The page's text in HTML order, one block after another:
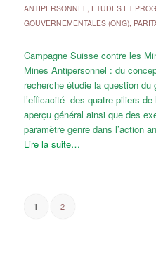
ANTIPERSONNEL, ETUDES ET
GOUVERNEMENTALES (ONG),
Campagne Suisse contre les
Mines Antipersonnel : du
recherche étudie la question du
l’efficacité des quatre piliers
aperçu général ainsi que des
paramètre genre dans l’action
Lire la suite…
1 2